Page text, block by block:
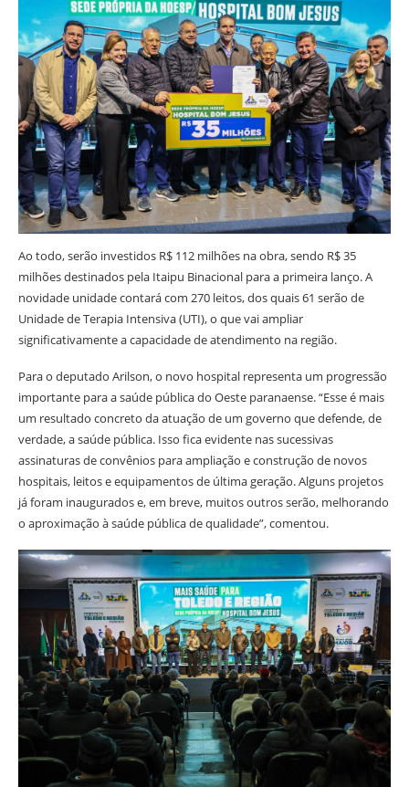
Ao todo, serão investidos R$ 112 milhões na obra, sendo R$ 35
milhões destinados pela Itaipu Binacional para a primeira lanço. A
novidade unidade contará com 270 leitos, dos quais 61 serão de
Unidade de Terapia Intensiva (UTI), o que vai ampliar
significativamente a capacidade de atendimento na região.
Para o deputado Arilson, o novo hospital representa um progressão
importante para a saúde pública do Oeste paranaense. “Esse é mais
um resultado concreto da atuação de um governo que defende, de
verdade, a saúde pública. Isso fica evidente nas sucessivas
assinaturas de convênios para ampliação e construção de novos
hospitais, leitos e equipamentos de última geração. Alguns projetos
já foram inaugurados e, em breve, muitos outros serão, melhorando
o aproximação à saúde pública de qualidade”, comentou.